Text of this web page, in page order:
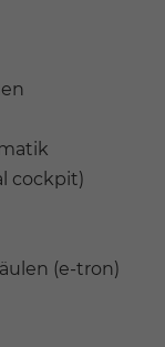
cockpit)
(e-tron)